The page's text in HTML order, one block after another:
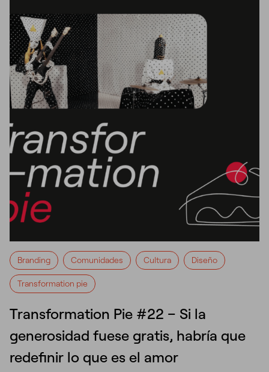
Branding Comunidades Cultura Diseño
Transformation pie
Transformation Pie #22 – Si la
generosidad fuese gratis, habría que
redefinir lo que es el amor